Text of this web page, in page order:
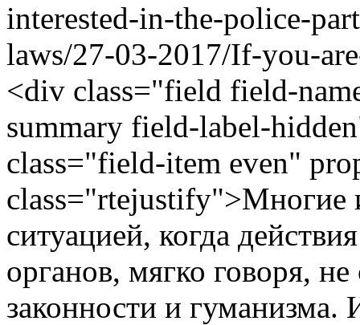
interested-in-the-police-
laws/27-03-2017/If-you-
<div class="field field-
summary field-label-
class="field-item even"
class="rtejustify">Многие
ситуацией, когда
органов, мягко говоря,
законности и гуманизма.